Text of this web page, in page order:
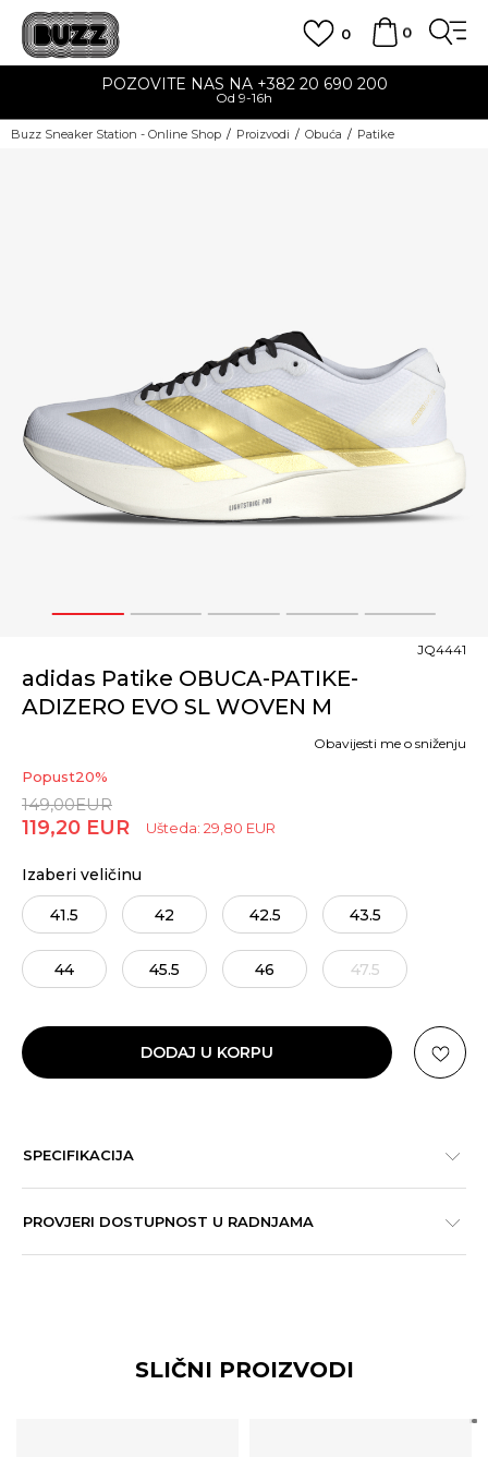
0
0
POZOVITE NAS NA +382 20 690 200
Od 9-16h
Buzz Sneaker Station - Online Shop Proizvodi Obuća Patike
1 2 3 4 5
adidas Patike OBUCA-PATIKE-
ADIZERO EVO SL WOVEN M
JQ4441
Popust20%
149,00EUR
119,20 EUR Ušteda: 29,80 EUR
Obavijesti me o sniženju
Izaberi veličinu
41.5 42 42.5 43.5
44 45.5 46 47.5
DODAJ U KORPU
SPECIFIKACIJA
PROVJERI DOSTUPNOST U RADNJAMA
SLIČNI PROIZVODI